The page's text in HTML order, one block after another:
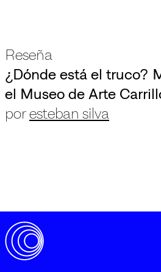
Reseña
¿Dónde está el truco?
el Museo de Arte
poresteban silva